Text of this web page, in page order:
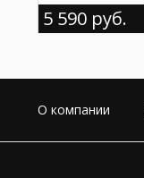
5 590 руб.
О компании